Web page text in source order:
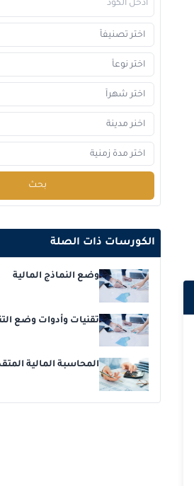
إسطنبول
امستردام
القاهرة
دبي
كوالا لامبور
برشلونة
إسطنبول
امستردام
القاهرة
لندن
بحث
الكورسات ذات الصلة
وضع النماذج المالية
تقنيات وأدوات وضع
المحاسبة المالية